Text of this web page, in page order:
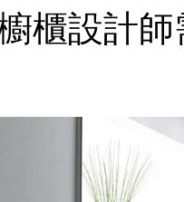
櫃設計